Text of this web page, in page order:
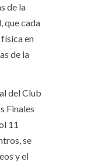
de la
que cada
en
de la
del Club
Finales
11
se
y el